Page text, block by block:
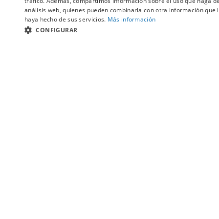
análisis web, quienes pueden combinarla con otra información
haya hecho de sus servicios. Más información
CONFIGURAR